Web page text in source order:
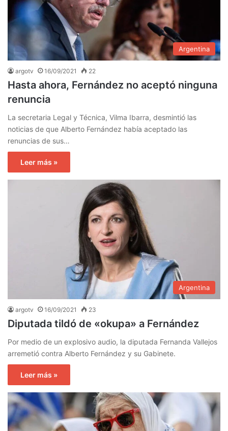
Argentina
argotv 16/09/2021 22
Hasta ahora, Fernández no aceptó ninguna
renuncia
La secretaria Legal y Técnica, Vilma Ibarra, desmintió las
noticias de que Alberto Fernández había aceptado las
renuncias de sus…
Leer más »
Argentina
argotv 16/09/2021 23
Diputada tildó de «okupa» a Fernández
Por medio de un explosivo audio, la diputada Fernanda Vallejos
arremetió contra Alberto Fernández y su Gabinete.
Leer más »